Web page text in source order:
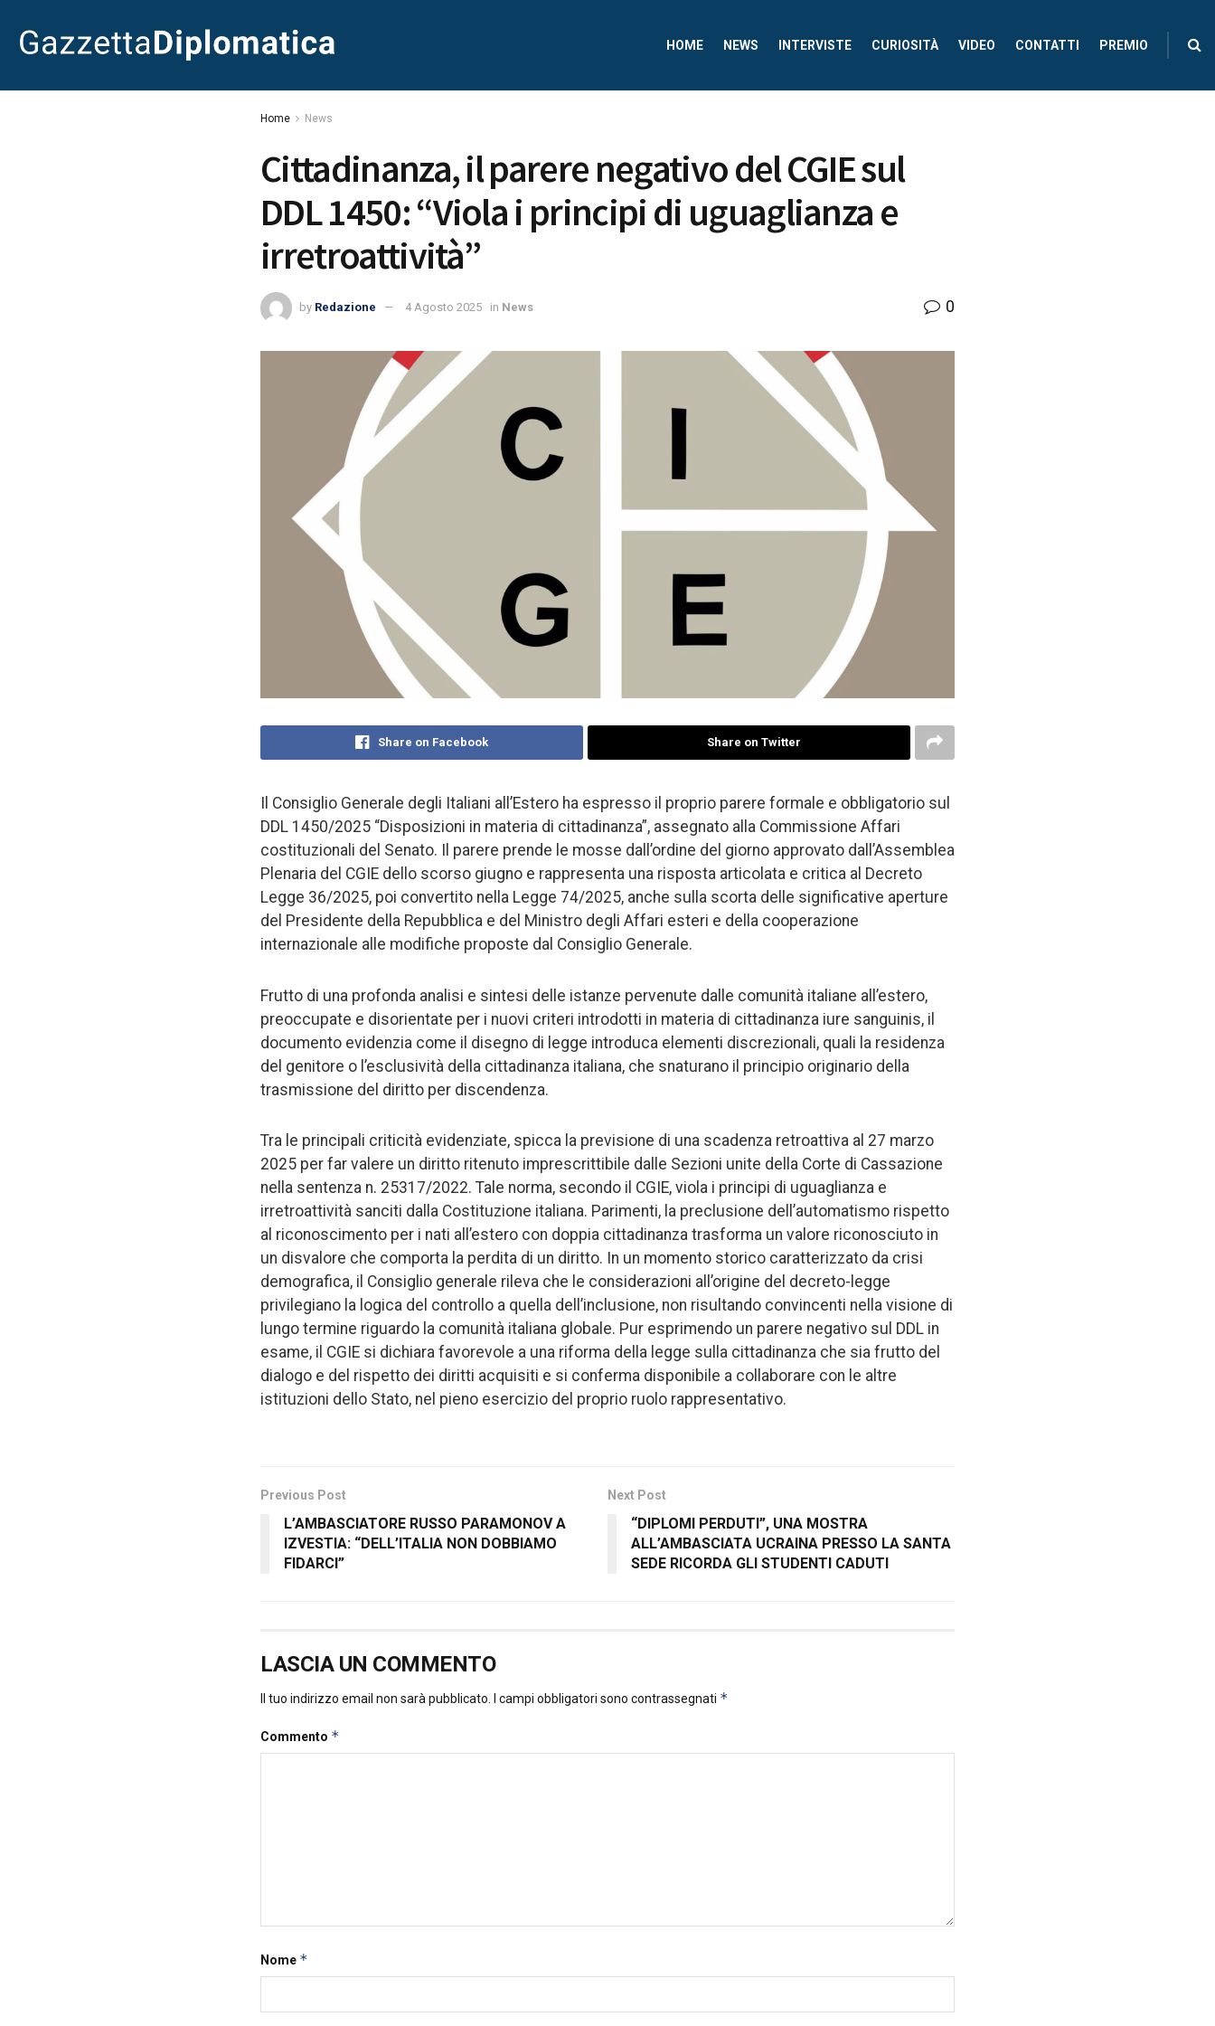
HOME NEWS INTERVISTE CURIOSITÀ VIDEO CONTATTI PREMIO
Home News
Cittadinanza, il parere negativo del CGIE sul
DDL 1450: “Viola i principi di uguaglianza e
irretroattività”
by Redazione 4 Agosto 2025 in News 0
Share on Facebook Share on Twitter
Il Consiglio Generale degli Italiani all’Estero ha espresso il proprio parere formale e obbligatorio sul
DDL 1450/2025 “Disposizioni in materia di cittadinanza”, assegnato alla Commissione Affari
costituzionali del Senato. Il parere prende le mosse dall’ordine del giorno approvato dall’Assemblea
Plenaria del CGIE dello scorso giugno e rappresenta una risposta articolata e critica al Decreto
Legge 36/2025, poi convertito nella Legge 74/2025, anche sulla scorta delle significative aperture
del Presidente della Repubblica e del Ministro degli Affari esteri e della cooperazione
internazionale alle modifiche proposte dal Consiglio Generale.
Frutto di una profonda analisi e sintesi delle istanze pervenute dalle comunità italiane all’estero,
preoccupate e disorientate per i nuovi criteri introdotti in materia di cittadinanza iure sanguinis, il
documento evidenzia come il disegno di legge introduca elementi discrezionali, quali la residenza
del genitore o l’esclusività della cittadinanza italiana, che snaturano il principio originario della
trasmissione del diritto per discendenza.
Tra le principali criticità evidenziate, spicca la previsione di una scadenza retroattiva al 27 marzo
2025 per far valere un diritto ritenuto imprescrittibile dalle Sezioni unite della Corte di Cassazione
nella sentenza n. 25317/2022. Tale norma, secondo il CGIE, viola i principi di uguaglianza e
irretroattività sanciti dalla Costituzione italiana. Parimenti, la preclusione dell’automatismo rispetto
al riconoscimento per i nati all’estero con doppia cittadinanza trasforma un valore riconosciuto in
un disvalore che comporta la perdita di un diritto. In un momento storico caratterizzato da crisi
demografica, il Consiglio generale rileva che le considerazioni all’origine del decreto-legge
privilegiano la logica del controllo a quella dell’inclusione, non risultando convincenti nella visione di
lungo termine riguardo la comunità italiana globale. Pur esprimendo un parere negativo sul DDL in
esame, il CGIE si dichiara favorevole a una riforma della legge sulla cittadinanza che sia frutto del
dialogo e del rispetto dei diritti acquisiti e si conferma disponibile a collaborare con le altre
istituzioni dello Stato, nel pieno esercizio del proprio ruolo rappresentativo.
Previous Post
L’AMBASCIATORE RUSSO PARAMONOV A
IZVESTIA: “DELL’ITALIA NON DOBBIAMO
FIDARCI”
Next Post
“DIPLOMI PERDUTI”, UNA MOSTRA
ALL’AMBASCIATA UCRAINA PRESSO LA SANTA
SEDE RICORDA GLI STUDENTI CADUTI
LASCIA UN COMMENTO
Il tuo indirizzo email non sarà pubblicato. I campi obbligatori sono contrassegnati *
Commento *
Nome *